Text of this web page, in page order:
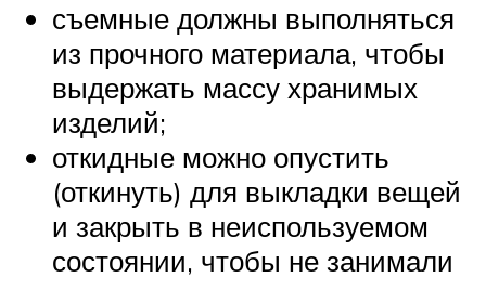
съемные должны выполняться
из прочного материала, чтобы
выдержать массу хранимых
изделий;
откидные можно опустить
(откинуть) для выкладки вещей
и закрыть в неиспользуемом
состоянии, чтобы не занимали